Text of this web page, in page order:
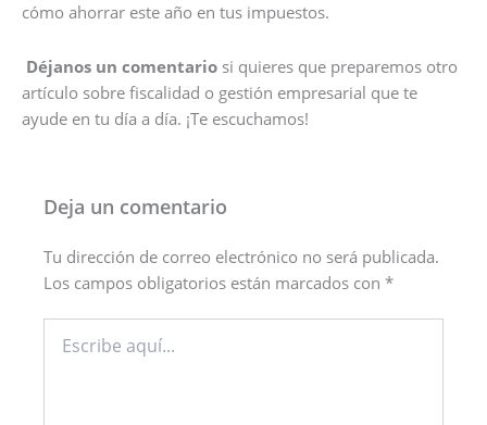
cómo ahorrar este año en tus impuestos.
Déjanos un comentario si quieres que preparemos otro
artículo sobre fiscalidad o gestión empresarial que te
ayude en tu día a día. ¡Te escuchamos!
Deja un comentario
Tu dirección de correo electrónico no será publicada.
Los campos obligatorios están marcados con *
aquí...